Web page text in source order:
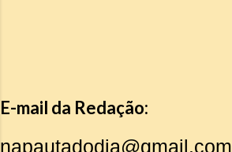
E-mail da Redação:
napautadodia@gmail.com